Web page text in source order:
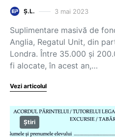
Ș.L. 3 mai 2023
Suplimentare masivă de
Anglia, Regatul Unit, din
Londra. Între 35.000 și
fi alocate, în acest an,…
Vezi articolul
Știri